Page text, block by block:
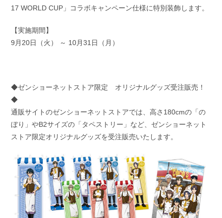
17 WORLD CUP」コラボキャンペーン仕様に特別装飾します。
【実施期間】
9月20日（火） ～ 10月31日（月）
◆ゼンショーネットストア限定 オリジナルグッズ受注販売！
◆
通販サイトのゼンショーネットストアでは、高さ180cmの「の
ぼり」やB2サイズの「タペストリー」など、ゼンショーネット
ストア限定オリジナルグッズを受注販売いたします。